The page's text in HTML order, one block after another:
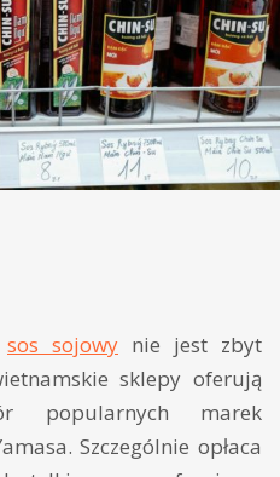
sos sojowy nie jest zbyt
sklepy oferują
popularnych marek
Szczególnie opłaca